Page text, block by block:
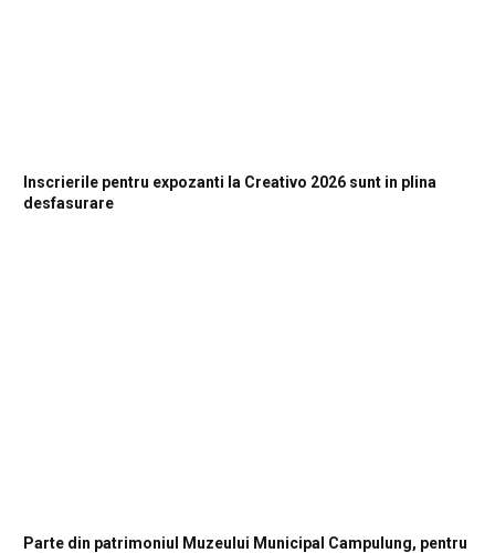
Inscrierile pentru expozanti la Creativo 2026 sunt in plina
desfasurare
Parte din patrimoniul Muzeului Municipal Campulung, pentru